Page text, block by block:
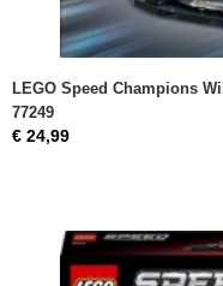
LEGO Speed Champions
77249
€ 24,99